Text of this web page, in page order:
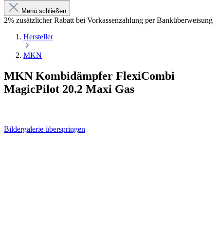
Menü schließen
2% zusätzlicher Rabatt bei Vorkassenzahlung per Banküberweisung
Hersteller
MKN
MKN Kombidämpfer FlexiCombi
MagicPilot 20.2 Maxi Gas
Bildergalerie überspringen